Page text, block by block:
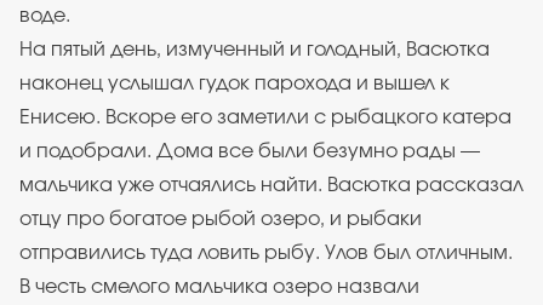
воде.
На пятый день, измученный и голодный, Васютка
наконец услышал гудок парохода и вышел к
Енисею. Вскоре его заметили с рыбацкого катера
и подобрали. Дома все были безумно рады —
мальчика уже отчаялись найти. Васютка рассказал
отцу про богатое рыбой озеро, и рыбаки
отправились туда ловить рыбу. Улов был отличным.
В честь смелого мальчика озеро назвали